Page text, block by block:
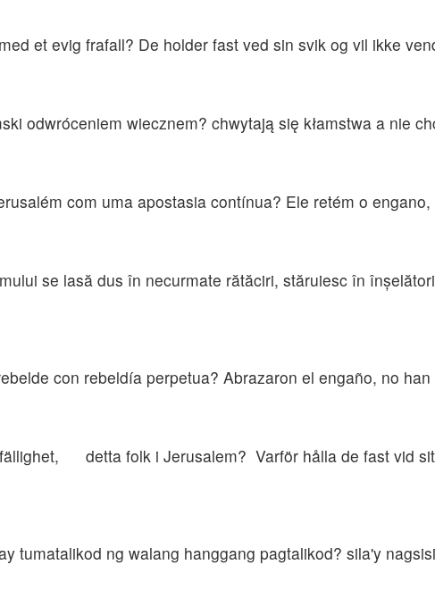
et evig frafall? De holder fast ved sin svik og vil ikke
odwróceniem wiecznem? chwytają się kłamstwa a nie
com uma apostasia contínua? Ele retém o
se lasă dus în necurmate rătăciri, stăruiesc în
con rebeldía perpetua? Abrazaron el engaño, no
detta folk i Jerusalem? Varför hålla de fast vid
tumatalikod ng walang hanggang pagtalikod? sila'y